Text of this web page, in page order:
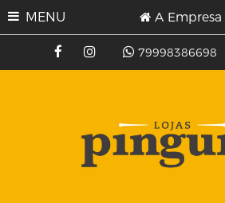
MENU
79998386698
A Empresa